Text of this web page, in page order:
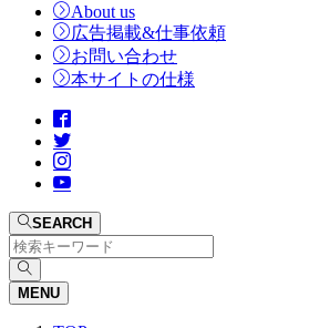
About us
広告掲載&仕事依頼
お問い合わせ
本サイトの仕様
SEARCH
MENU